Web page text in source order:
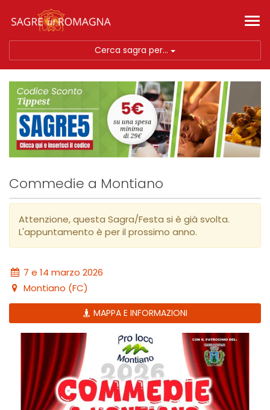
Cerca sagra per...
Commedie a Montiano
Attenzione, questa Sagra/Festa si è già svolta.
L'appuntamento è per il prossimo anno.
7 e 14 marzo 2026
Montiano (FC)
MAPPA E INFORMAZIONI